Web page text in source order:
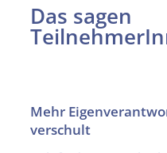
Das sagen
Mehr
verschult